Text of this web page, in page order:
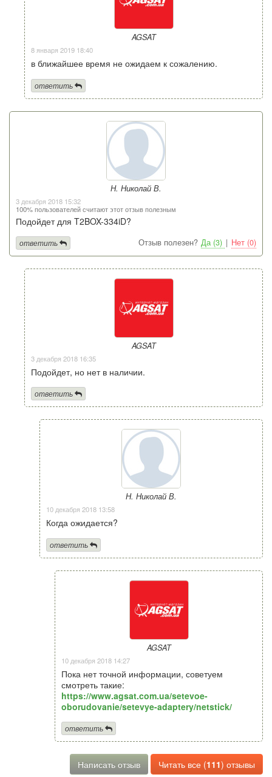
AGSAT
8 января 2019 18:40
в ближайшее время не ожидаем к сожалению.
ответить
Н. Николай В.
3 декабря 2018 15:32
100% пользователей считают этот отзыв полезным
Подойдет для T2BOX-334iD?
Отзыв полезен? Да (3) | Нет (0)
ответить
AGSAT
3 декабря 2018 16:35
Подойдет, но нет в наличии.
ответить
Н. Николай В.
10 декабря 2018 13:58
Когда ожидается?
ответить
AGSAT
10 декабря 2018 14:27
Пока нет точной информации, советуем
смотреть такие:
https://www.agsat.com.ua/setevoe-
oborudovanie/setevye-adaptery/netstick/
ответить
Написать отзыв Читать все (111) отзывы